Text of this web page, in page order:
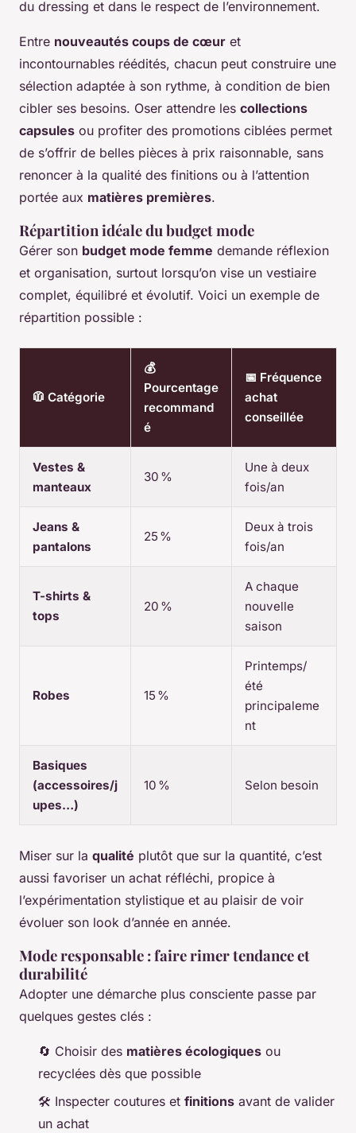
du dressing et dans le respect de l’environnement.
Entre nouveautés coups de cœur et
incontournables réédités, chacun peut construire une
sélection adaptée à son rythme, à condition de bien
cibler ses besoins. Oser attendre les collections
capsules ou profiter des promotions ciblées permet
de s’offrir de belles pièces à prix raisonnable, sans
renoncer à la qualité des finitions ou à l’attention
portée aux matières premières.
Répartition idéale du budget mode
Gérer son budget mode femme demande réflexion
et organisation, surtout lorsqu’on vise un vestiaire
complet, équilibré et évolutif. Voici un exemple de
répartition possible :
🧥 Catégorie
💰
Pourcentage
recommand
é
📅 Fréquence
achat
conseillée
Vestes &
manteaux
30 %
Une à deux
fois/an
Jeans &
pantalons
25 %
Deux à trois
fois/an
T-shirts &
tops
20 %
A chaque
nouvelle
saison
Robes 15 %
Printemps/
été
principaleme
nt
Basiques
(accessoires/j
upes…)
10 % Selon besoin
Miser sur la qualité plutôt que sur la quantité, c’est
aussi favoriser un achat réfléchi, propice à
l’expérimentation stylistique et au plaisir de voir
évoluer son look d’année en année.
Mode responsable : faire rimer tendance et
durabilité
Adopter une démarche plus consciente passe par
quelques gestes clés :
🔄 Choisir des matières écologiques ou
recyclées dès que possible
🛠️ Inspecter coutures et finitions avant de valider
un achat